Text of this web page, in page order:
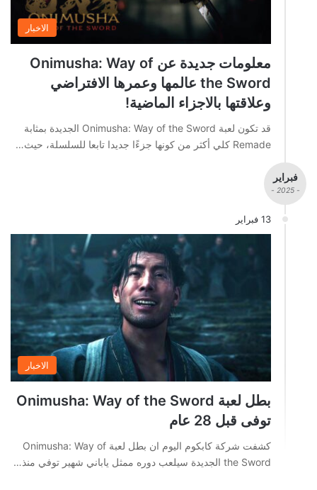
الاخبار
معلومات جديدة عن Onimusha: Way of
the Sword عالمها وعمرها الافتراضي
وعلاقتها بالاجزاء الماضية!
قد تكون لعبة Onimusha: Way of the Sword الجديدة بمثابة
Remade كلي أكثر من كونها جزءًا جديدا تابعا للسلسلة، حيث…
فبراير
- 2025 -
13 فبراير
الاخبار
بطل لعبة Onimusha: Way of the Sword
توفى قبل 28 عام
كشفت شركة كابكوم اليوم ان بطل لعبة Onimusha: Way of
the Sword الجديدة سيلعب دوره ممثل ياباني شهير توفي منذ…